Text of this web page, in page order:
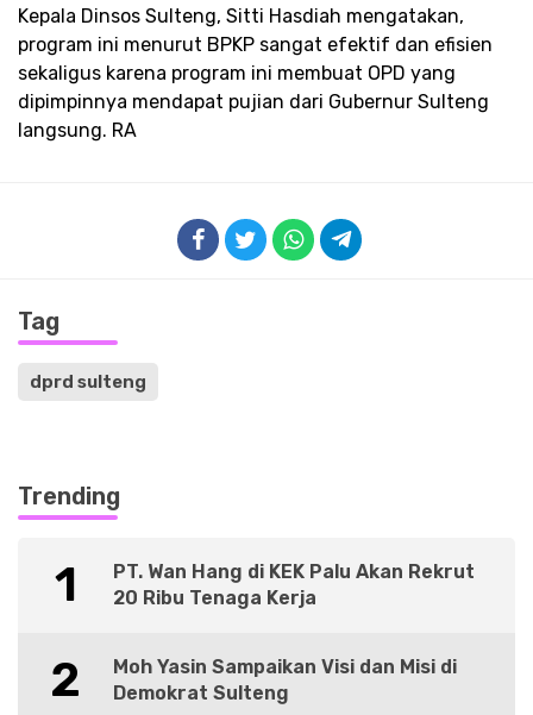
Kepala Dinsos Sulteng, Sitti Hasdiah mengatakan,
program ini menurut BPKP sangat efektif dan efisien
sekaligus karena program ini membuat OPD yang
dipimpinnya mendapat pujian dari Gubernur Sulteng
langsung. RA
Tag
dprd sulteng
Trending
1
PT. Wan Hang di KEK Palu Akan Rekrut
20 Ribu Tenaga Kerja
2
Moh Yasin Sampaikan Visi dan Misi di
Demokrat Sulteng